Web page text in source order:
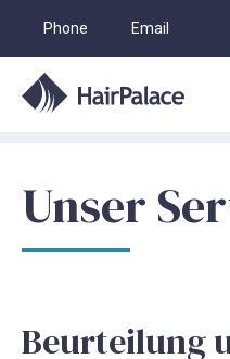
Phone Email
Unser
Beurteilung